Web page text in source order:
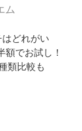
ム
どれがい
額でお試し！
類比較も